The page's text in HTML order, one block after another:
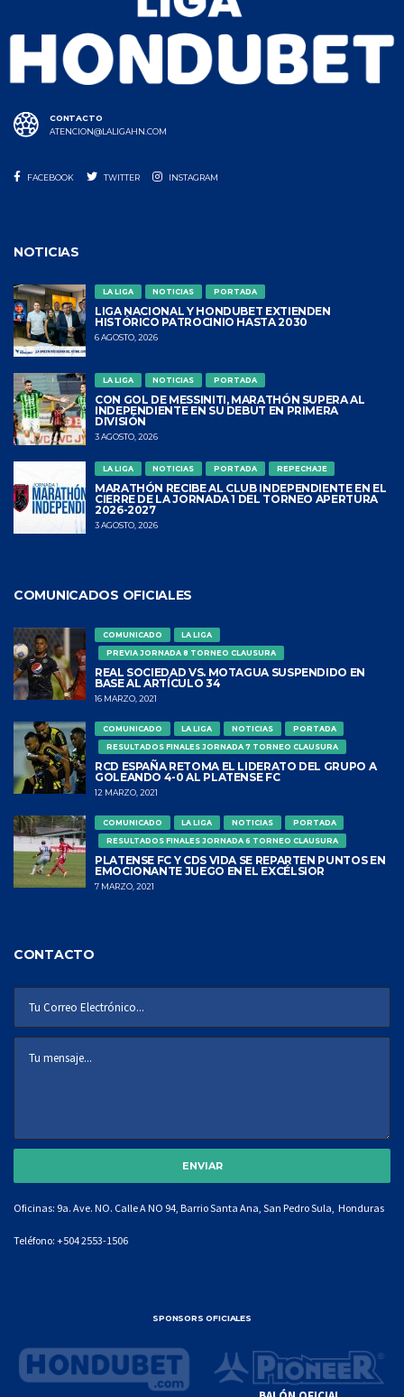
CONTACTO
ATENCION@LALIGAHN.COM
FACEBOOK TWITTER INSTAGRAM
NOTICIAS
LA LIGA NOTICIAS PORTADA
LIGA NACIONAL Y HONDUBET EXTIENDEN
HISTÓRICO PATROCINIO HASTA 2030
6 AGOSTO, 2026
LA LIGA NOTICIAS PORTADA
CON GOL DE MESSINITI, MARATHÓN SUPERA AL
INDEPENDIENTE EN SU DEBUT EN PRIMERA
DIVISIÓN
3 AGOSTO, 2026
LA LIGA NOTICIAS PORTADA REPECHAJE
MARATHÓN RECIBE AL CLUB INDEPENDIENTE EN EL
CIERRE DE LA JORNADA 1 DEL TORNEO APERTURA
2026-2027
3 AGOSTO, 2026
COMUNICADOS OFICIALES
COMUNICADO
LA LIGA
PREVIA JORNADA 8 TORNEO CLAUSURA
REAL SOCIEDAD VS. MOTAGUA SUSPENDIDO EN
BASE AL ARTÍCULO 34
16 MARZO, 2021
COMUNICADO LA LIGA NOTICIAS
PORTADA
RESULTADOS FINALES JORNADA 7 TORNEO CLAUSURA
RCD ESPAÑA RETOMA EL LIDERATO DEL GRUPO A
GOLEANDO 4-0 AL PLATENSE FC
12 MARZO, 2021
COMUNICADO LA LIGA NOTICIAS
PORTADA
RESULTADOS FINALES JORNADA 6 TORNEO CLAUSURA
PLATENSE FC Y CDS VIDA SE REPARTEN PUNTOS EN
EMOCIONANTE JUEGO EN EL EXCÉLSIOR
7 MARZO, 2021
CONTACTO
Oficinas: 9a. Ave. NO. Calle A NO 94, Barrio Santa Ana, San Pedro Sula, Honduras
Teléfono: +504 2553-1506
SPONSORS OFICIALES